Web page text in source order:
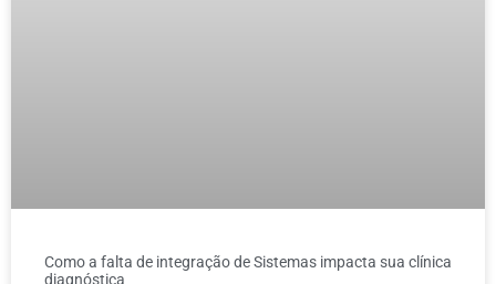
Como a falta de integração de Sistemas impacta sua clínica
diagnóstica